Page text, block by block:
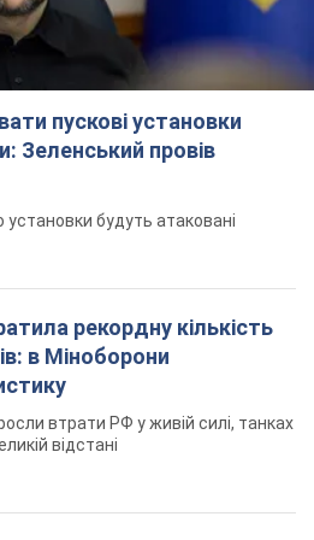
пускові установки
Зеленський провів
будуть атаковані
рекордну кількість
в Міноборони
втрати РФ у живій силі, танках
відстані